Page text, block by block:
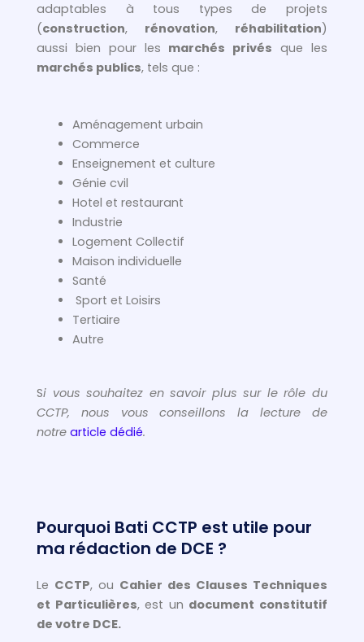
adaptables à tous types de projets
(construction, rénovation, réhabilitation)
aussi bien pour les marchés privés que les
marchés publics, tels que :
Aménagement urbain
Commerce
Enseignement et culture
Génie cvil
Hotel et restaurant
Industrie
Logement Collectif
Maison individuelle
Santé
Sport et Loisirs
Tertiaire
Autre
Si vous souhaitez en savoir plus sur le rôle du
CCTP, nous vous conseillons la lecture de
notre article dédié.
Pourquoi Bati CCTP est utile pour
ma rédaction de DCE ?
Le CCTP, ou Cahier des Clauses Techniques
et Particulières, est un document constitutif
de votre DCE.